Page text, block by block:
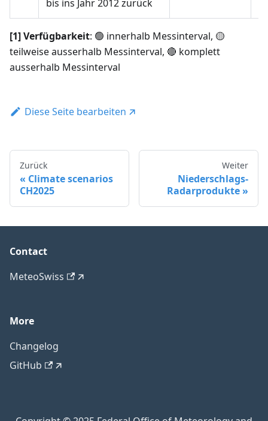
bis ins Jahr 2012 zurück
[1] Verfügbarkeit: 🟢 innerhalb Messinterval, 🟡
teilweise ausserhalb Messinterval, 🔴 komplett
ausserhalb Messinterval
Diese Seite bearbeiten
Zurück
Climate scenarios
CH2025
Weiter
Niederschlags-
Radarprodukte
Contact
MeteoSwiss
More
Changelog
GitHub